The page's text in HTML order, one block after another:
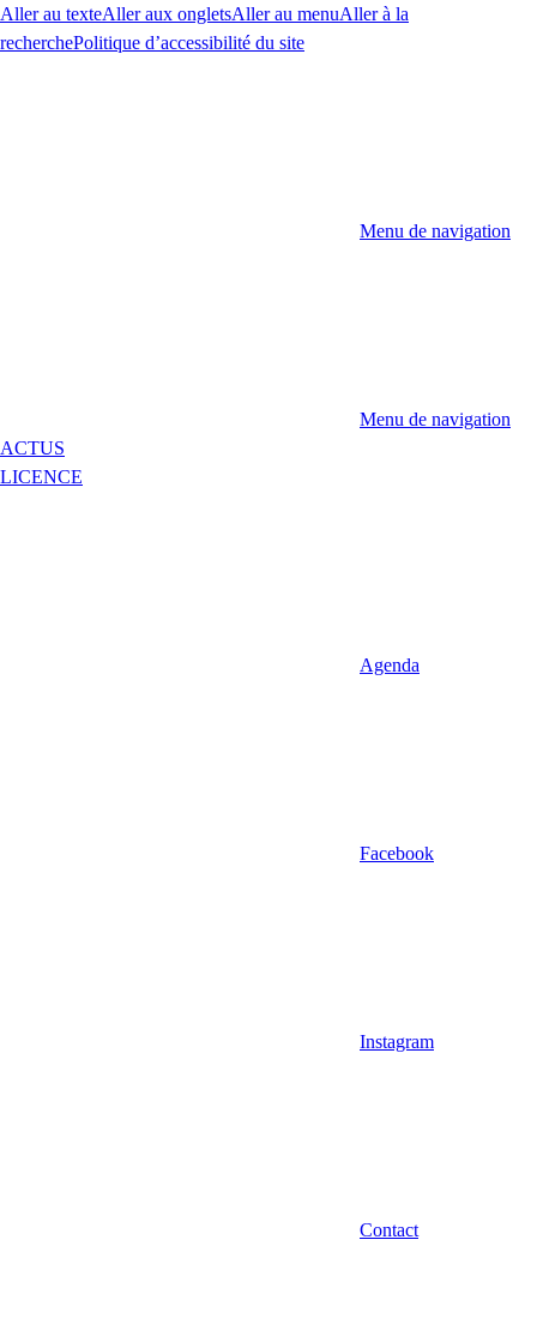
Aller au texteAller aux ongletsAller au menuAller à la
recherchePolitique d’accessibilité du site
Menu de navigation
Menu de navigation
ACTUS
LICENCE
Agenda
Facebook
Instagram
Contact